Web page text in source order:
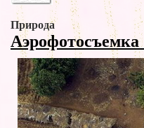
Природа
Аэрофотосъемка